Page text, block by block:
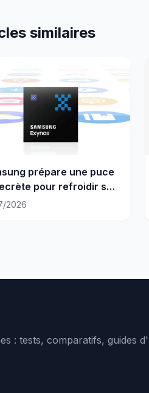
similaires
prépare une puce
pour refroidir ses
2026
: tests, comparatifs, guides